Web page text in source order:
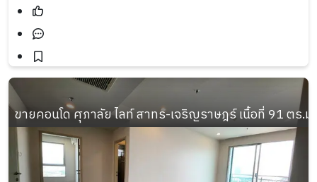
ขายคอนโด ศุภาลัย ไลท์ สาทร-เจริญราษฎร์ เนื้อที่ 91 ตร.